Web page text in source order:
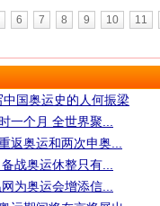
6 7 8 9 10 11
国奥运史的人何振梁
一个月 全世界聚...
返奥运和两次申奥...
战奥运休整只有...
为奥运会增添信...